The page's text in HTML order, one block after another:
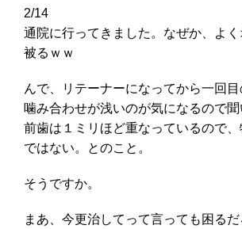
2/14
通院に行ってきました。なぜか、よく
被るｗｗ
んで、リテーナーになってから一回目
噛み合わせが浅いのが気になるので聞
前歯は１ミリほど重なっているので
ではない。とのこと。
そうですか。
まあ、今更治してって言っても困るだ